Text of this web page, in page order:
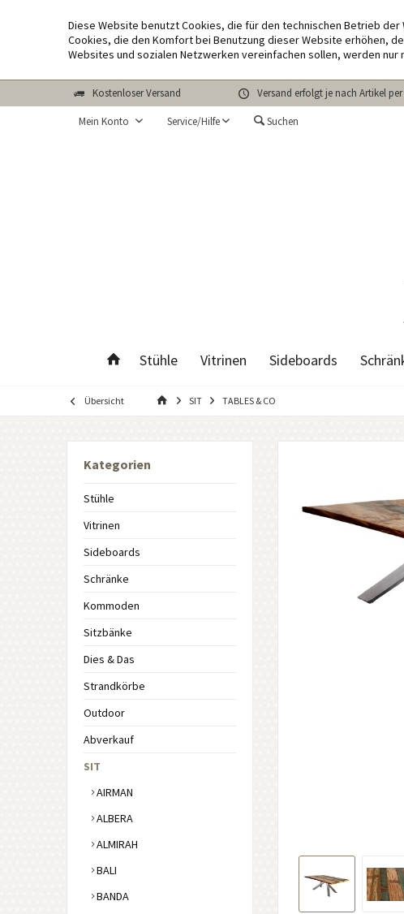
Diese Website benutzt Cookies, die für den technischen Betrieb
Cookies, die den Komfort bei Benutzung dieser Website erhöhen,
Websites und sozialen Netzwerken vereinfachen sollen, werden
Kostenloser Versand Versand erfolgt je nach Artikel
Mein Konto Service/Hilfe Suchen
Stühle Vitrinen Sideboards
Übersicht SIT TABLES & CO
Kategorien
Stühle
Vitrinen
Sideboards
Schränke
Kommoden
Sitzbänke
Dies & Das
Strandkörbe
Outdoor
Abverkauf
SIT
AIRMAN
ALBERA
ALMIRAH
BALI
BANDA